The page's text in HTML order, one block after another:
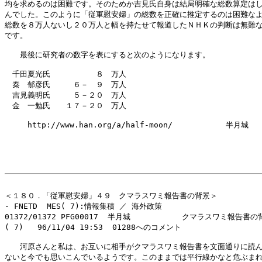
均を求めるのは困難です。そのためか吉見氏自身は結局明確な総数算定は
んでした。このように「従軍慰安婦」の総数を正確に推定するのは困難なよ
総数を８万人ないし２０万人と幅を持たせて報道したＮＨＫの判断は無難
です。
最後に研究者の数字を表にすると次のようになります。
千田夏光氏　　　　　　８　万人
秦　郁彦氏　　　６－　９　万人
吉見義明氏　　　５－２０　万人
金　一勉氏　　１７－２０　万人
http://www.han.org/a/half-moon/　　　　　　　半月城
＜１８０．「従軍慰安婦」４９　クマラスワミ報告書の背景＞
- FNETD  MES( 7):情報集積 ／ 海外政策
01372/01372 PFG00017  半月城           クマラスワミ報告書の
( 7)   96/11/04 19:53  01288へのコメント
河原さんと私は、お互いに相手がクマラスワミ報告書を文面通りに読
ないと今でも思いこんでいるようです。このままでは平行線かなと危ぶま